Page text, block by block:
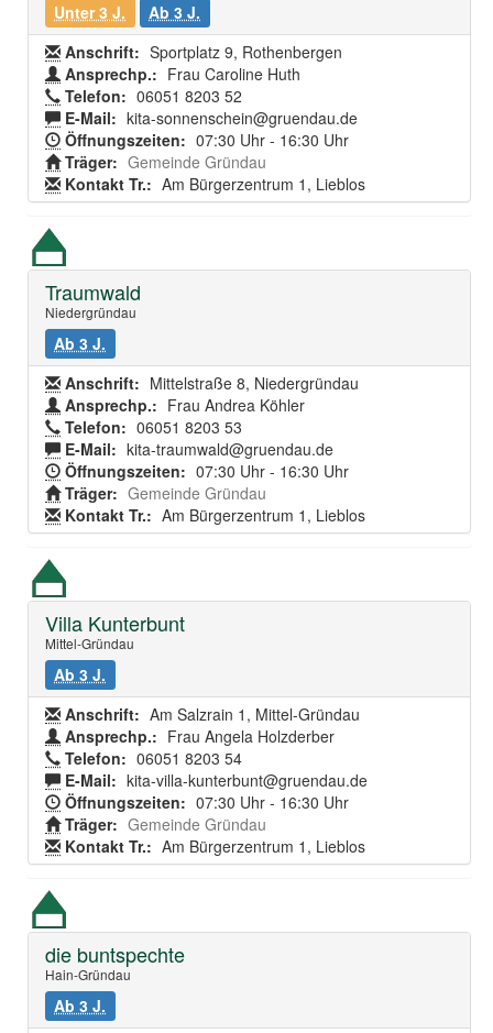
Unter 3 J.
Ab 3 J.
Anschrift: Sportplatz 9, Rothenbergen
Ansprechp.: Frau Caroline Huth
Telefon: 06051 8203 52
E-Mail: kita-sonnenschein@gruendau.de
Öffnungszeiten: 07:30 Uhr - 16:30 Uhr
Träger: Gemeinde Gründau
Kontakt Tr.: Am Bürgerzentrum 1, Lieblos
Traumwald
Niedergründau
Ab 3 J.
Anschrift: Mittelstraße 8, Niedergründau
Ansprechp.: Frau Andrea Köhler
Telefon: 06051 8203 53
E-Mail: kita-traumwald@gruendau.de
Öffnungszeiten: 07:30 Uhr - 16:30 Uhr
Träger: Gemeinde Gründau
Kontakt Tr.: Am Bürgerzentrum 1, Lieblos
Villa Kunterbunt
Mittel-Gründau
Ab 3 J.
Anschrift: Am Salzrain 1, Mittel-Gründau
Ansprechp.: Frau Angela Holzderber
Telefon: 06051 8203 54
E-Mail: kita-villa-kunterbunt@gruendau.de
Öffnungszeiten: 07:30 Uhr - 16:30 Uhr
Träger: Gemeinde Gründau
Kontakt Tr.: Am Bürgerzentrum 1, Lieblos
die buntspechte
Hain-Gründau
Ab 3 J.